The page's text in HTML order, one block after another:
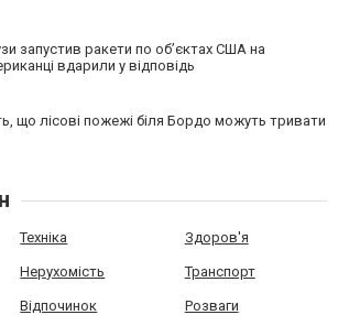
запустив ракети по обʼєктах США на
вдарили у відповідь
що лісові пожежі біля Бордо можуть тривати
Техніка Здоров'я
Нерухомість Транспорт
Відпочинок Розваги